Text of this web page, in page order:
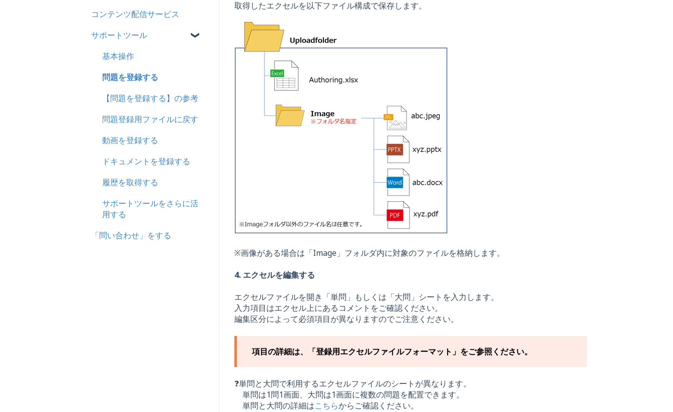
取得したエクセルを以下ファイル構成で保存します。
※画像がある場合は「Image」フォルダ内に対象のファイルを格納します。
4. エクセルを編集する
エクセルファイルを開き「単問」もしくは「大問」シートを入力します。
入力項目はエクセル上にあるコメントをご確認ください。
編集区分によって必須項目が異なりますのでご注意ください。
項目の詳細は、「登録用エクセルファイルフォーマット」をご参照ください。
❓単問と大問で利用するエクセルファイルのシートが異なります。
単問は1問1画面、大問は1画面に複数の問題を配置できます。
単問と大問の詳細はこちらからご確認ください。
企業について
統合ユーザーについて
サービスについて
シングルサインオン設定
証明書認証
MFA(多要素認証)
コンテンツ配信サービス
サポートツール
基本操作
問題を登録する
【問題を登録する】の参考
問題登録用ファイルに戻す
動画を登録する
ドキュメントを登録する
履歴を取得する
サポートツールをさらに活
用する
「問い合わせ」をする